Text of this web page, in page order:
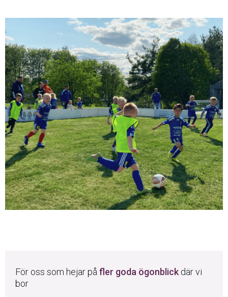
För oss som hejar på fler goda ögonblick där vi
bor